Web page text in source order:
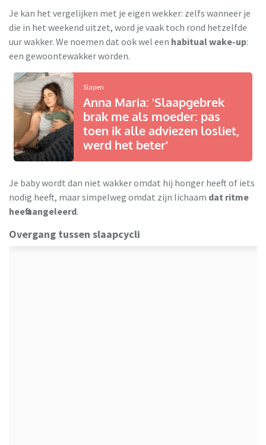
Je kan het vergelijken met je eigen wekker: zelfs wanneer je
die in het weekend uitzet, word je vaak toch rond hetzelfde
uur wakker. We noemen dat ook wel een habitual wake-up:
een gewoontewakker worden.
Slapen
Anna Maria: 'Slaapgebrek
brak me als moeder: pas
toen ik alle adviezen losliet,
werd het beter'
Je baby wordt dan niet wakker omdat hij honger heeft of iets
nodig heeft, maar simpelweg omdat zijn lichaam dat ritme
heeft aangeleerd.
Overgang tussen slaapcycli